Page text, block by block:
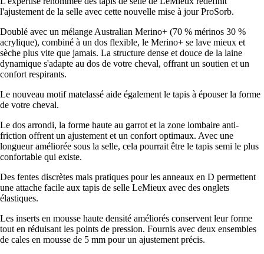
l'ajustement de la selle avec cette nouvelle mise à jour ProSorb.
Doublé avec un mélange Australian Merino+ (70 % mérinos 30 %
acrylique), combiné à un dos flexible, le Merino+ se lave mieux et
sèche plus vite que jamais. La structure dense et douce de la laine
dynamique s'adapte au dos de votre cheval, offrant un soutien et un
confort respirants.
Le nouveau motif matelassé aide également le tapis à épouser la forme
de votre cheval.
Le dos arrondi, la forme haute au garrot et la zone lombaire anti-
friction offrent un ajustement et un confort optimaux. Avec une
longueur améliorée sous la selle, cela pourrait être le tapis semi le plus
confortable qui existe.
Des fentes discrètes mais pratiques pour les anneaux en D permettent
une attache facile aux tapis de selle LeMieux avec des onglets
élastiques.
Les inserts en mousse haute densité améliorés conservent leur forme
tout en réduisant les points de pression. Fournis avec deux ensembles
de cales en mousse de 5 mm pour un ajustement précis.